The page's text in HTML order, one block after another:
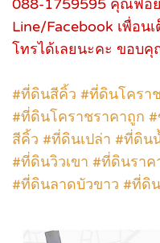
088-1759595 คุณฟอ
Line/Facebook เพื่อน
โทรได้เลยนะคะ ขอบ
#ที่ดินสีคิ้ว #ที่ดินโครา
#ที่ดินโคราชราคาถูก
สีคิ้ว #ที่ดินเปล่า #ที่ดิน
#ที่ดินวิวเขา #ที่ดินรา
#ที่ดินลาดบัวขาว #ที่ดิ